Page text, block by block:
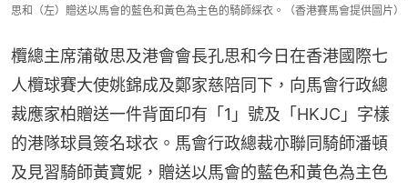
思和（左）贈送以馬會的藍色和黃色為主色的騎師綵衣。（香港賽馬會提供圖片）
欖總主席蒲敬思及港會會長孔思和今日在香港國際七
人欖球賽大使姚錦成及鄭家慈陪同下，向馬會行政總
裁應家柏贈送一件背面印有「1」號及「HKJC」字樣
的港隊球員簽名球衣。馬會行政總裁亦聯同騎師潘頓
及見習騎師黃寶妮，贈送以馬會的藍色和黃色為主色